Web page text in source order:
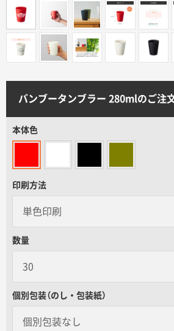
印刷色から探す
サイトメニュー
ご注文の流れ
お見積書の作成方法
データ入稿ガイド
再注文について
よくあるご質問
名入れグループサイト
バンブータンブラー 280mlのご注
本体色
印刷方法
数量
個別包装（のし・包装紙）
個別包装なし